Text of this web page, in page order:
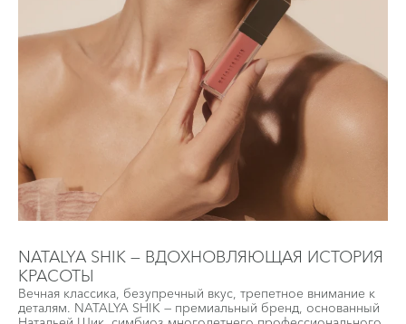
NATALYA SHIK — ВДОХНОВЛЯЮЩАЯ ИСТОРИЯ
КРАСОТЫ
Вечная классика, безупречный вкус, трепетное внимание к
деталям. NATALYA SHIK — премиальный бренд, основанный